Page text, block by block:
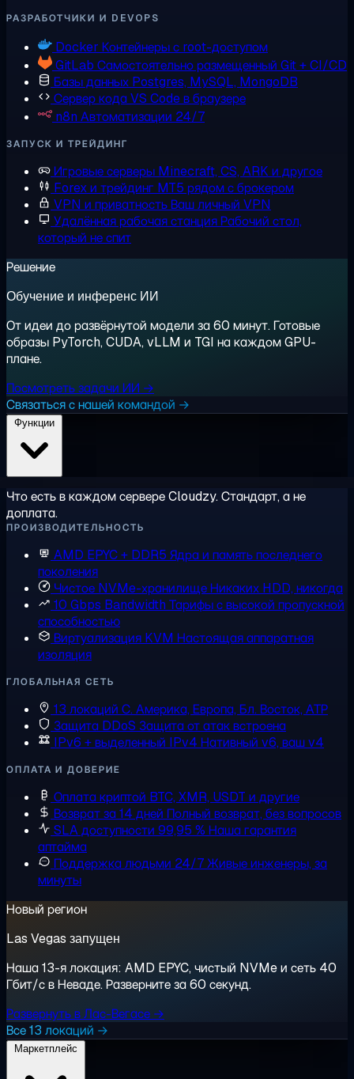
РАЗРАБОТЧИКИ И DEVOPS
Docker Контейнеры с root-доступом
GitLab Самостоятельно размещенный Git + CI/CD
Базы данных Postgres, MySQL, MongoDB
Сервер кодаVS Code в браузере
n8n Автоматизации 24/7
ЗАПУСК И ТРЕЙДИНГ
Игровые серверы Minecraft, CS, ARK и другое
Forex и трейдинг MT5 рядом с брокером
VPN и приватностьВаш личный VPN
Удалённая рабочая станцияРабочий стол,
который не спит
Решение
Обучение и инференс ИИ
От идеи до развёрнутой модели за 60 минут. Готовые
образы PyTorch, CUDA, vLLM и TGI на каждом GPU-
плане.
Посмотреть задачи ИИ →
Связаться с нашей командой →
Что есть в каждом сервере Cloudzy. Стандарт, а не
доплата.
ПРОИЗВОДИТЕЛЬНОСТЬ
AMD EPYC + DDR5 Ядра и память последнего
поколения
Чистое NVMe-хранилищеНикаких HDD, никогда
10 Gbps Bandwidth Тарифы с высокой пропускной
способностью
Виртуализация KVM Настоящая аппаратная
изоляция
ГЛОБАЛЬНАЯ СЕТЬ
13 локаций С. Америка, Европа, Бл. Восток, АТР
Защита DDoS Защита от атак встроена
IPv6 + выделенный IPv4 Нативный v6, ваш v4
ОПЛАТА И ДОВЕРИЕ
Оплата криптой BTC, XMR, USDT и другие
Возврат за 14 дней Полный возврат, без вопросов
SLA доступности 99,95 % Наша гарантия
аптайма
Поддержка людьми 24/7Живые инженеры, за
минуты
Новый регион
Las Vegas запущен
Наша 13-я локация: AMD EPYC, чистый NVMe и сеть 40
Гбит/с в Неваде. Разверните за 60 секунд.
Развернуть в Лас-Вегасе →
Все 13 локаций →